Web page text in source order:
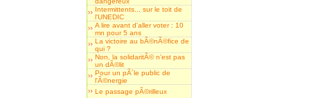
Intermittents... sur le toit de
l'UNEDIC
A lire avant d'aller voter : 10
mn pour 5 ans
La victoire au bÃ©nÃ©fice de
qui ?
Non, la solidaritÃ© n'est pas
un dÃ©lit
Pour un pÃ´le public de
l'Ã©nergie
Le passage pÃ©rilleux